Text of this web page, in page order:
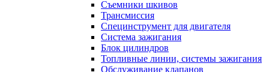
Съемники шкивов
Трансмиссия
Специнструмент для двигателя
Система зажигания
Блок цилиндров
Топливные линии, системы зажигания
Обслуживание клапанов